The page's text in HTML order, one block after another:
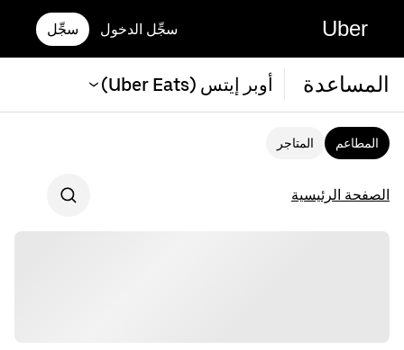
Uber سجِّل الدخول سجِّل
المساعدة أوبر إيتس (Uber Eats)
المطاعم المتاجر
الصفحة الرئيسية